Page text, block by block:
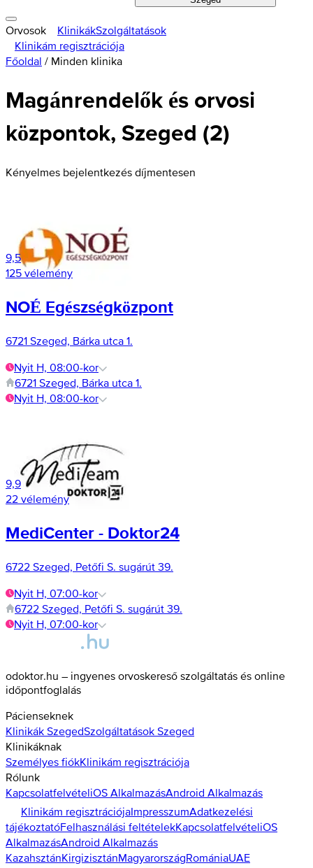
Orvosok KlinikákSzolgáltatások
Klinikám regisztrációja
Főoldal / Minden klinika
Magánrendelők és orvosi
központok, Szeged (2)
Kényelmes bejelentkezés díjmentesen
9,5
125 vélemény
NOÉ Egészségközpont
6721 Szeged, Bárka utca 1.
Nyit H, 08:00-kor
6721 Szeged, Bárka utca 1.
Nyit H, 08:00-kor
9,9
22 vélemény
MediCenter - Doktor24
6722 Szeged, Petőfi S. sugárút 39.
Nyit H, 07:00-kor
6722 Szeged, Petőfi S. sugárút 39.
Nyit H, 07:00-kor
odoktor.hu – ingyenes orvoskereső szolgáltatás és online
időpontfoglalás
Pácienseknek
Klinikák SzegedSzolgáltatások Szeged
Klinikáknak
Személyes fiókKlinikám regisztrációja
Rólunk
KapcsolatfelvételiOS AlkalmazásAndroid Alkalmazás
Klinikám regisztrációjaImpresszumAdatkezelési
tájékoztatóFelhasználási feltételekKapcsolatfelvételiOS
AlkalmazásAndroid Alkalmazás
KazahsztánKirgizisztánMagyarországRomániaUAE